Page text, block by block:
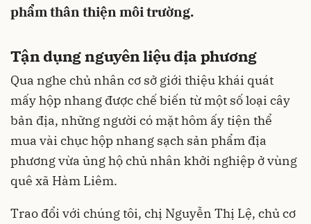
phẩm thân thiện môi trường.
Tận dụng nguyên liệu địa phương
Qua nghe chủ nhân cơ sở giới thiệu khái quát
mấy hộp nhang được chế biến từ một số loại cây
bản địa, những người có mặt hôm ấy tiện thể
mua vài chục hộp nhang sạch sản phẩm địa
phương vừa ủng hộ chủ nhân khởi nghiệp ở vùng
quê xã Hàm Liêm.
Trao đổi với chúng tôi, chị Nguyễn Thị Lệ, chủ cơ